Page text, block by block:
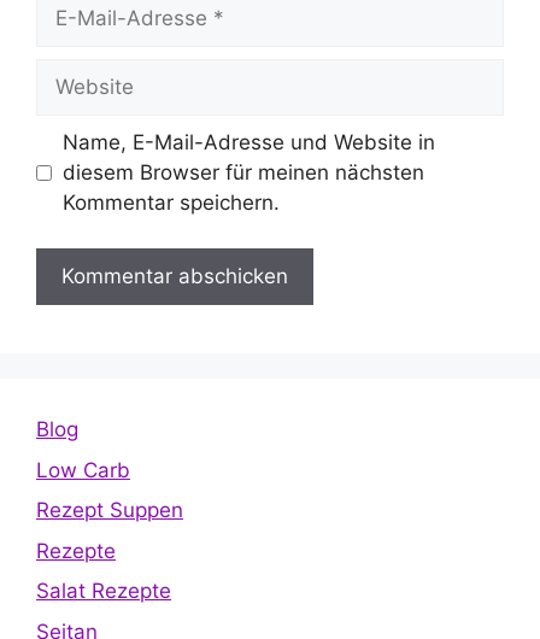
Mail-
Name, E-Mail-Adresse und Website in
diesem Browser für meinen nächsten
Kommentar speichern.
Blog
Low Carb
Rezept Suppen
Rezepte
Salat Rezepte
Seitan